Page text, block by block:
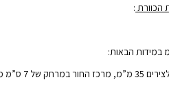
הכוורת :